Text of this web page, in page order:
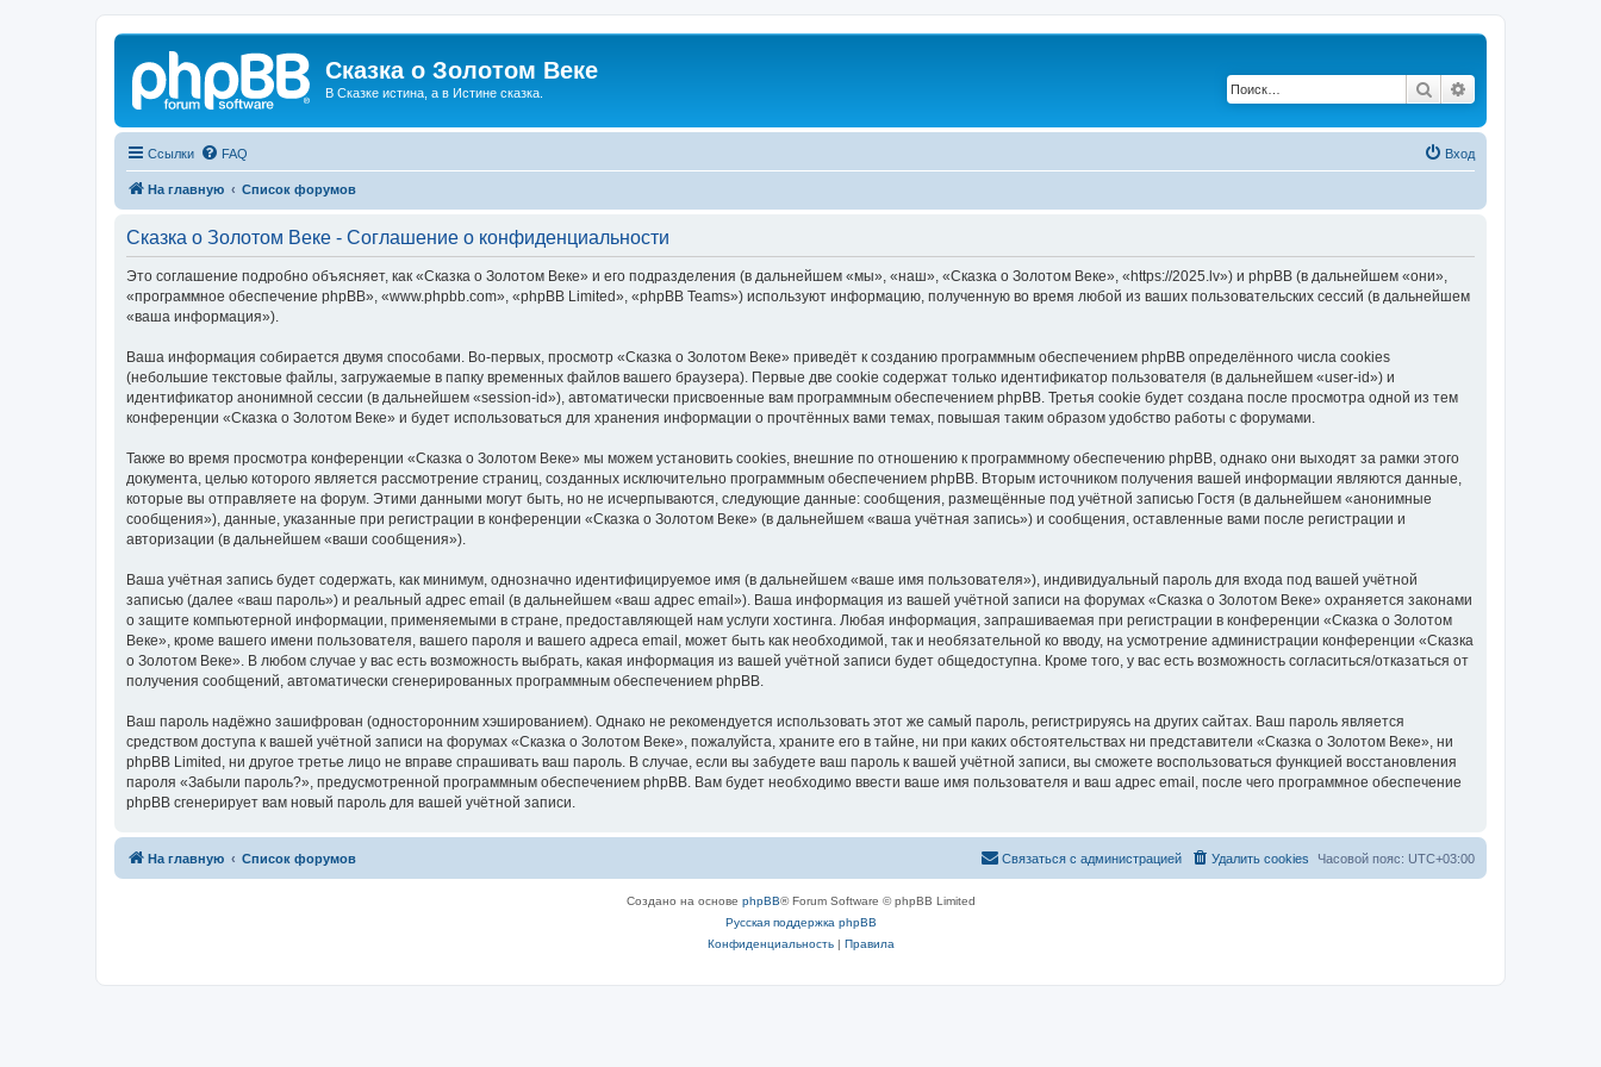
Сказка о Золотом Веке
В Сказке истина, а в Истине сказка. Поиск
Ссылки FAQ Вход
На главную Список форумов
Сказка о Золотом Веке - Соглашение о конфиденциальности
Это соглашение подробно объясняет, как «Сказка о Золотом Веке» и его подразделения (в дальнейшем «мы», «наш», «Сказка о Золотом Веке», «https://2025.lv») и phpBB (в дальнейшем «они»,
«программное обеспечение phpBB», «www.phpbb.com», «phpBB Limited», «phpBB Teams») используют информацию, полученную во время любой из ваших пользовательских сессий (в дальнейшем
«ваша информация»).
Ваша информация собирается двумя способами. Во-первых, просмотр «Сказка о Золотом Веке» приведёт к созданию программным обеспечением phpBB определённого числа cookies
(небольшие текстовые файлы, загружаемые в папку временных файлов вашего браузера). Первые две cookie содержат только идентификатор пользователя (в дальнейшем «user-id») и
идентификатор анонимной сессии (в дальнейшем «session-id»), автоматически присвоенные вам программным обеспечением phpBB. Третья cookie будет создана после просмотра одной из тем
конференции «Сказка о Золотом Веке» и будет использоваться для хранения информации о прочтённых вами темах, повышая таким образом удобство работы с форумами.
Также во время просмотра конференции «Сказка о Золотом Веке» мы можем установить cookies, внешние по отношению к программному обеспечению phpBB, однако они выходят за рамки этого
документа, целью которого является рассмотрение страниц, созданных исключительно программным обеспечением phpBB. Вторым источником получения вашей информации являются данные,
которые вы отправляете на форум. Этими данными могут быть, но не исчерпываются, следующие данные: сообщения, размещённые под учётной записью Гостя (в дальнейшем «анонимные
сообщения»), данные, указанные при регистрации в конференции «Сказка о Золотом Веке» (в дальнейшем «ваша учётная запись») и сообщения, оставленные вами после регистрации и
авторизации (в дальнейшем «ваши сообщения»).
Ваша учётная запись будет содержать, как минимум, однозначно идентифицируемое имя (в дальнейшем «ваше имя пользователя»), индивидуальный пароль для входа под вашей учётной
записью (далее «ваш пароль») и реальный адрес email (в дальнейшем «ваш адрес email»). Ваша информация из вашей учётной записи на форумах «Сказка о Золотом Веке» охраняется законами
о защите компьютерной информации, применяемыми в стране, предоставляющей нам услуги хостинга. Любая информация, запрашиваемая при регистрации в конференции «Сказка о Золотом
Веке», кроме вашего имени пользователя, вашего пароля и вашего адреса email, может быть как необходимой, так и необязательной ко вводу, на усмотрение администрации конференции «Сказка
о Золотом Веке». В любом случае у вас есть возможность выбрать, какая информация из вашей учётной записи будет общедоступна. Кроме того, у вас есть возможность согласиться/отказаться от
получения сообщений, автоматически сгенерированных программным обеспечением phpBB.
Ваш пароль надёжно зашифрован (односторонним хэшированием). Однако не рекомендуется использовать этот же самый пароль, регистрируясь на других сайтах. Ваш пароль является
средством доступа к вашей учётной записи на форумах «Сказка о Золотом Веке», пожалуйста, храните его в тайне, ни при каких обстоятельствах ни представители «Сказка о Золотом Веке», ни
phpBB Limited, ни другое третье лицо не вправе спрашивать ваш пароль. В случае, если вы забудете ваш пароль к вашей учётной записи, вы сможете воспользоваться функцией восстановления
пароля «Забыли пароль?», предусмотренной программным обеспечением phpBB. Вам будет необходимо ввести ваше имя пользователя и ваш адрес email, после чего программное обеспечение
phpBB сгенерирует вам новый пароль для вашей учётной записи.
На главную Список форумов Часовой пояс: UTC+03:00
Удалить cookies
Связаться с администрацией
Создано на основе phpBB® Forum Software © phpBB Limited
Русская поддержка phpBB
Конфиденциальность| Правила